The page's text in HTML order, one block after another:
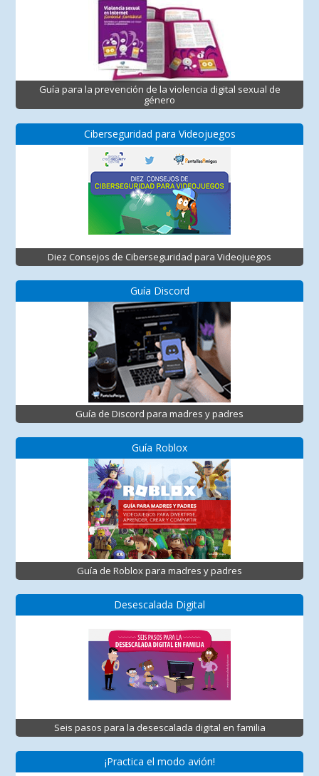
Guía para la prevención de la violencia digital sexual de
género
Ciberseguridad para Videojuegos
Diez Consejos de Ciberseguridad para Videojuegos
Guía Discord
Guía de Discord para madres y padres
Guía Roblox
Guía de Roblox para madres y padres
Desescalada Digital
Seis pasos para la desescalada digital en familia
¡Practica el modo avión!